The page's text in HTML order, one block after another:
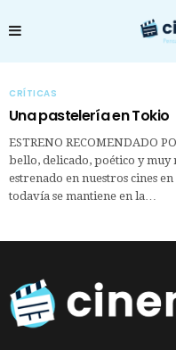
CRÍTICAS
Una pastelería en Tokio
ESTRENO RECOMENDADO
bello, delicado, poético y muy
estrenado en nuestros cines
todavía se mantiene en la…